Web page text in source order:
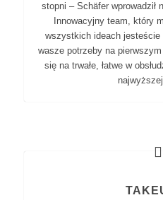
stopni – Schäfer wprowadził
Innowacyjny team, który
wszystkich ideach
wasze potrzeby na
się na trwałe, łatwe w